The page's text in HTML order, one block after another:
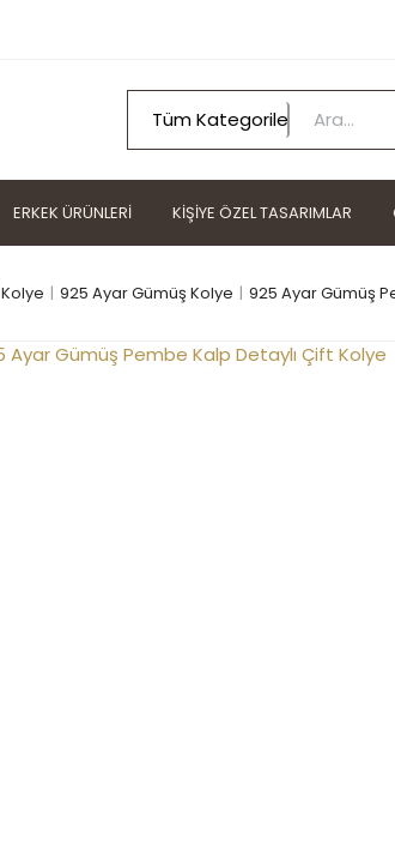
ERKEK ÜRÜNLERI KIŞIYE ÖZEL TASARIMLAR
Kolye 925 Ayar Gümüş Kolye 925 Ayar Gümüş